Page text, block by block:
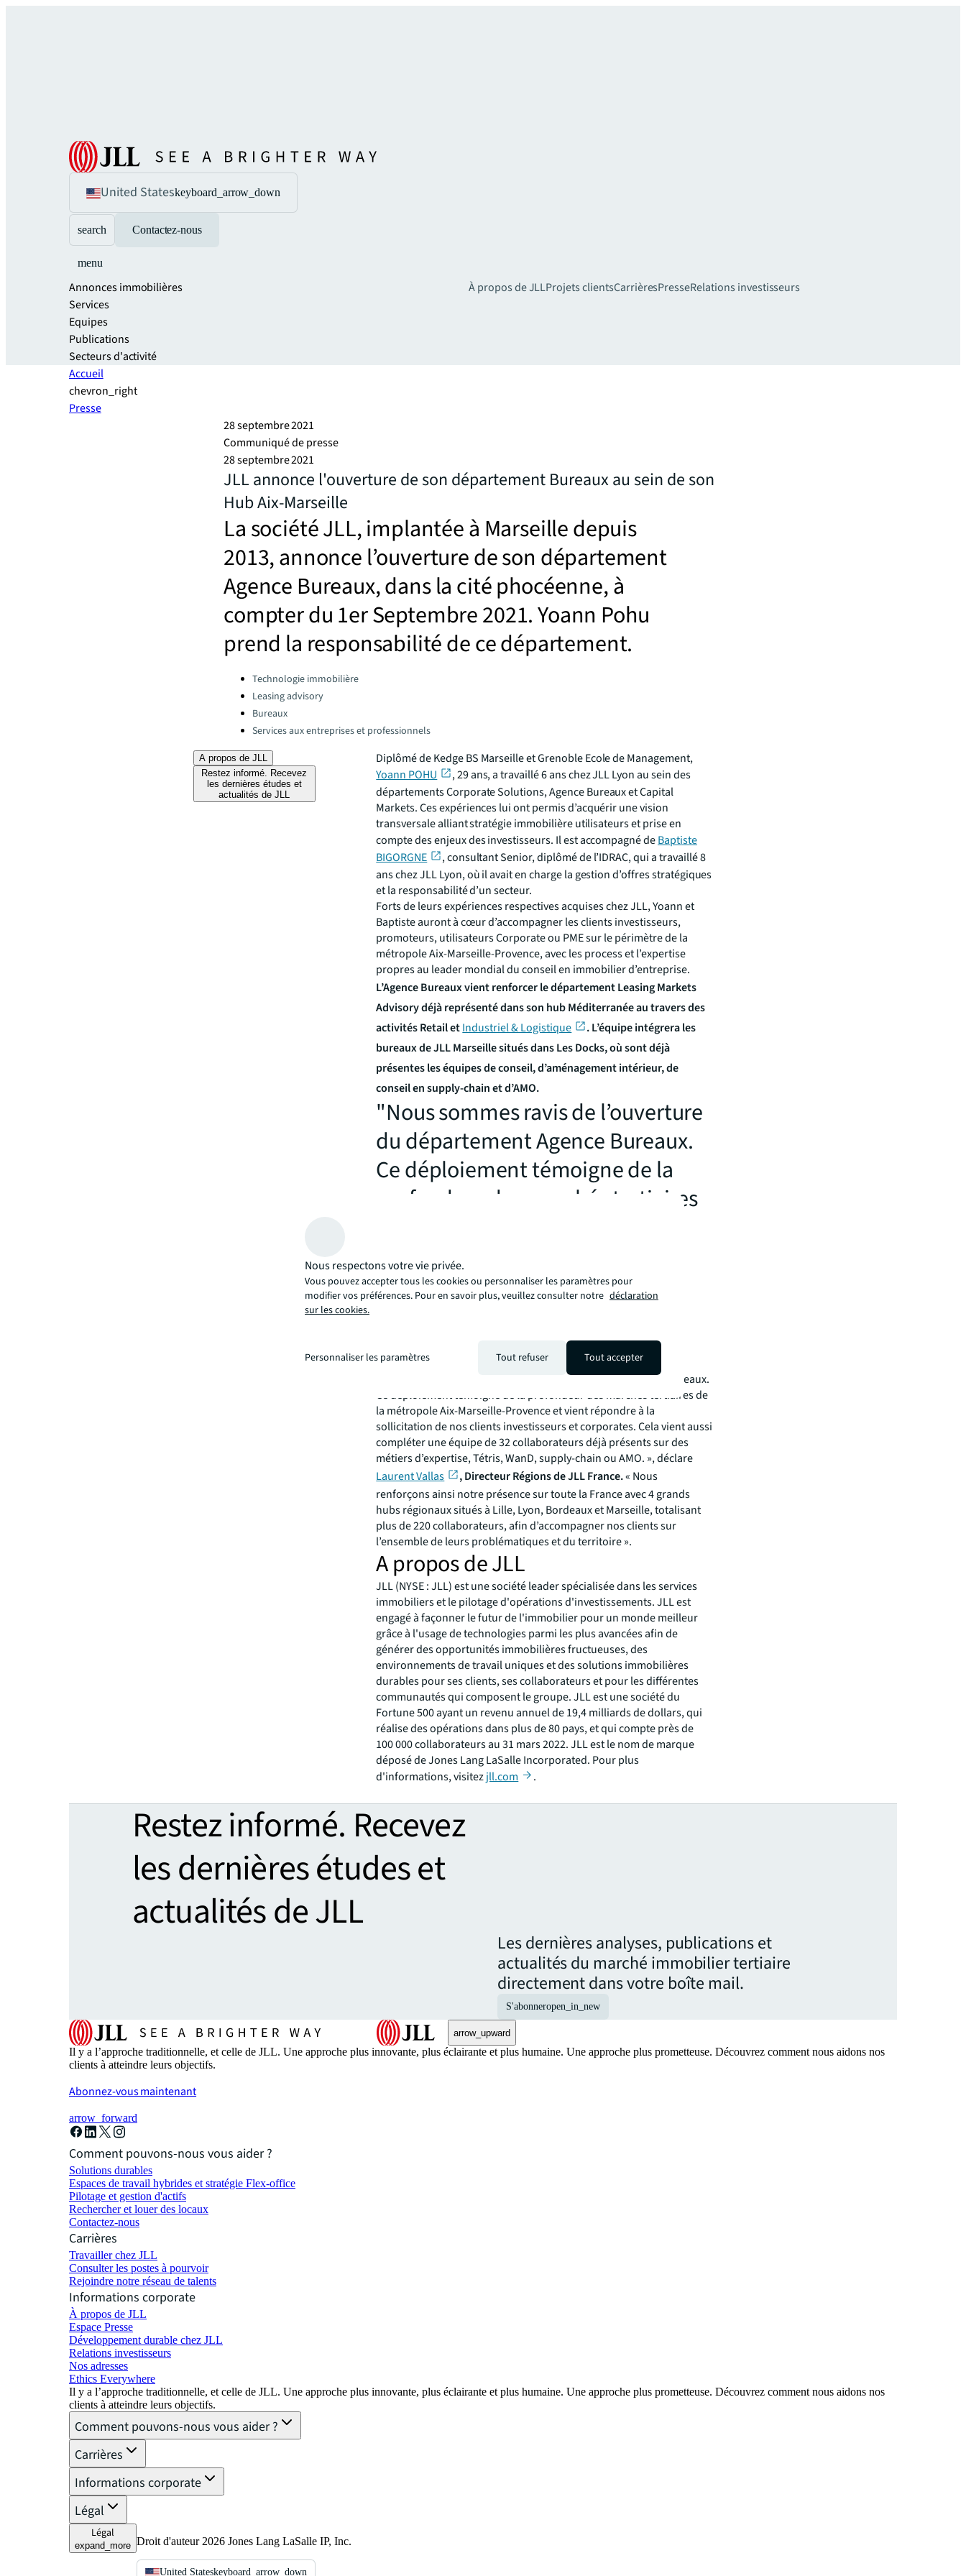
United Stateskeyboard_arrow_down
search Contactez-nous
menu
Annonces immobilières
Services
Equipes
Publications
Secteurs d'activité
À propos de JLLProjets clientsCarrièresPresseRelations investisseurs
Accueil
chevron_right
Presse
28 septembre 2021
Communiqué de presse
28 septembre 2021
JLL annonce l'ouverture de son département Bureaux au sein de son
Hub Aix-Marseille
La société JLL, implantée à Marseille depuis
2013, annonce l’ouverture de son département
Agence Bureaux, dans la cité phocéenne, à
compter du 1er Septembre 2021. Yoann Pohu
prend la responsabilité de ce département.
Categories:Technologie immobilière
Leasing advisory
Bureaux
Services aux entreprises et professionnels
A propos de JLL
Restez informé. Recevez
les dernières études et
actualités de JLL
Diplômé de Kedge BS Marseille et Grenoble Ecole de Management,
Yoann POHU
, 29 ans, a travaillé 6 ans chez JLL Lyon au sein des
départements Corporate Solutions, Agence Bureaux et Capital
Markets. Ces expériences lui ont permis d’acquérir une vision
transversale alliant stratégie immobilière utilisateurs et prise en
compte des enjeux des investisseurs. Il est accompagné deBaptiste
BIGORGNE
, consultant Senior, diplômé de l’IDRAC, qui a travaillé 8
ans chez JLL Lyon, où il avait en charge la gestion d’offres stratégiques
et la responsabilité d’un secteur.
Forts de leurs expériences respectives acquises chez JLL, Yoann et
Baptiste auront à cœur d’accompagner les clients investisseurs,
promoteurs, utilisateurs Corporate ou PME sur le périmètre de la
métropole Aix-Marseille-Provence, avec les process et l’expertise
propres au leader mondial du conseil en immobilier d’entreprise.
L’Agence Bureaux vient renforcer le département Leasing Markets
Advisory déjà représenté dans son hub Méditerranée au travers des
activités Retail etIndustriel & Logistique
. L’équipe intégrera les
bureaux de JLL Marseille situés dans Les Docks, où sont déjà
présentes les équipes de conseil, d’aménagement intérieur, de
conseil en supply-chain et d’AMO.
"Nous sommes ravis de l’ouverture
du département Agence Bureaux.
Ce déploiement témoigne de la
profondeur des marchés tertiaires
Provence et vient répondre à la
sollicitation de nos clients
- Laurent Vallas, , Directeur Régions de JLL France
« Nous sommes ravis de l’ouverture du département Agence Bureaux.
Ce déploiement témoigne de la profondeur des marchés tertiaires de
la métropole Aix-Marseille-Provence et vient répondre à la
sollicitation de nos clients investisseurs et corporates. Cela vient aussi
compléter une équipe de 32 collaborateurs déjà présents sur des
métiers d’expertise, Tétris, WanD, supply-chain ou AMO. », déclare
Laurent Vallas
, Directeur Régions de JLL France.« Nous
renforçons ainsi notre présence sur toute la France avec 4 grands
hubs régionaux situés à Lille, Lyon, Bordeaux et Marseille, totalisant
plus de 220 collaborateurs, afin d’accompagner nos clients sur
l’ensemble de leurs problématiques et du territoire ».
A propos de JLL
JLL (NYSE : JLL) est une société leader spécialisée dans les services
immobiliers et le pilotage d'opérations d'investissements. JLL est
engagé à façonner le futur de l'immobilier pour un monde meilleur
grâce à l'usage de technologies parmi les plus avancées afin de
générer des opportunités immobilières fructueuses, des
environnements de travail uniques et des solutions immobilières
durables pour ses clients, ses collaborateurs et pour les différentes
communautés qui composent le groupe. JLL est une société du
Fortune 500 ayant un revenu annuel de 19,4 milliards de dollars, qui
réalise des opérations dans plus de 80 pays, et qui compte près de
100 000 collaborateurs au 31 mars 2022. JLL est le nom de marque
déposé de Jones Lang LaSalle Incorporated. Pour plus
d'informations, visitezjll.com .
Restez informé. Recevez
les dernières études et
actualités de JLL
Les dernières analyses, publications et
actualités du marché immobilier tertiaire
directement dans votre boîte mail.
S'abonneropen_in_new
arrow_upward
Il y a l’approche traditionnelle, et celle de JLL. Une approche plus innovante, plus éclairante et plus humaine. Une approche plus prometteuse. Découvrez comment nous aidons nos
clients à atteindre leurs objectifs.
Abonnez-vous maintenant
arrow_forward
Comment pouvons-nous vous aider ?
Solutions durables
Espaces de travail hybrides et stratégie Flex-office
Pilotage et gestion d'actifs
Rechercher et louer des locaux
Contactez-nous
Carrières
Travailler chez JLL
Consulter les postes à pourvoir
Rejoindre notre réseau de talents
Informations corporate
À propos de JLL
Espace Presse
Développement durable chez JLL
Relations investisseurs
Nos adresses
Ethics Everywhere
Il y a l’approche traditionnelle, et celle de JLL. Une approche plus innovante, plus éclairante et plus humaine. Une approche plus prometteuse. Découvrez comment nous aidons nos
clients à atteindre leurs objectifs.
Comment pouvons-nous vous aider ?
Carrières
Informations corporate
Légal
Légal
expand_more Droit d'auteur 2026 Jones Lang LaSalle IP, Inc.
United Stateskeyboard_arrow_down
Nous respectons votre vie privée.
Vous pouvez accepter tous les cookies ou personnaliser les paramètres pour
modifier vos préférences. Pour en savoir plus, veuillez consulter notre déclaration
sur les cookies.
Personnaliser les paramètres Tout refuser Tout accepter